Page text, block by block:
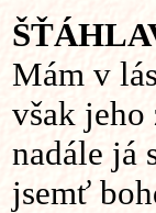
Mám v
však
nadále já
jsemť